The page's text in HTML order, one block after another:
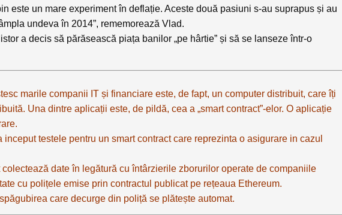
este un mare experiment în deflație. Aceste două pasiuni s-au suprapus și au
undeva în 2014”, rememorează Vlad.
a decis să părăsească piața banilor „pe hârtie” și să se lanseze într-o
marile companii IT și financiare este, de fapt, un computer distribuit, care îți
Una dintre aplicații este, de pildă, cea a „smart contract”-elor. O aplicație
testele pentru un smart contract care reprezinta o asigurare in cazul
colectează date în legătură cu întârzierile zborurilor operate de companiile
cu polițele emise prin contractul publicat pe rețeaua Ethereum.
care decurge din poliță se plătește automat.